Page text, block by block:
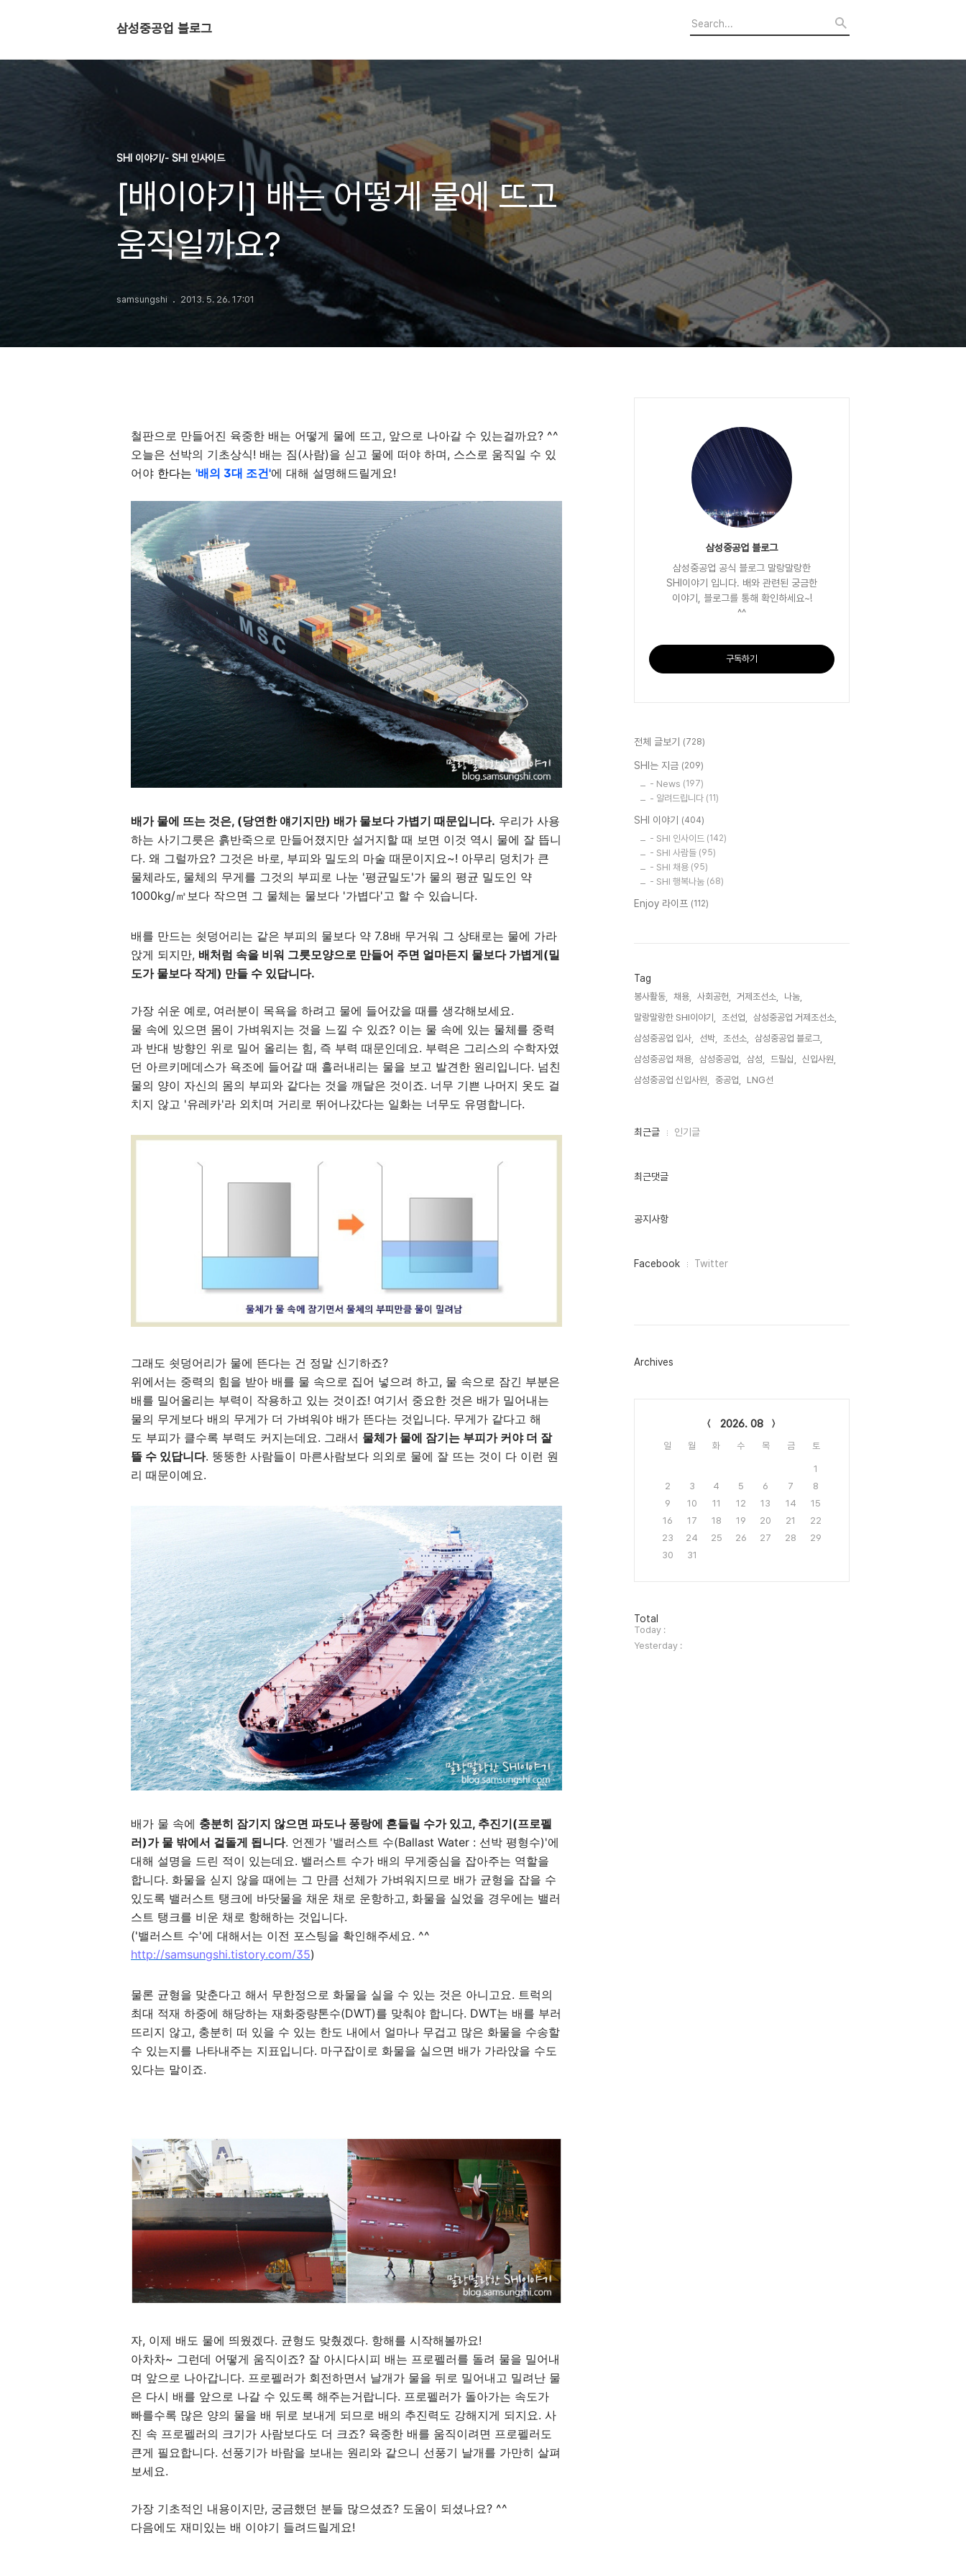
삼성중공업 블로그
SHI 이야기/- SHI 인사이드
[배이야기] 배는 어떻게 물에 뜨고
움직일까요?
samsungshi 2013. 5. 26. 17:01
철판으로 만들어진 육중한 배는 어떻게 물에 뜨고, 앞으로 나아갈 수 있는걸까요? ^^
오늘은 선박의 기초상식! 배는 짐(사람)을 싣고 물에 떠야 하며, 스스로 움직일 수 있
어야 한다는 '배의 3대 조건'에 대해 설명해드릴게요!
배가 물에 뜨는 것은, (당연한 얘기지만) 배가 물보다 가볍기 때문입니다. 우리가 사용
하는 사기그릇은 흙반죽으로 만들어졌지만 설거지할 때 보면 이것 역시 물에 잘 뜹니
다. 왜 그럴까요? 그것은 바로, 부피와 밀도의 마술 때문이지요~! 아무리 덩치가 큰
물체라도, 물체의 무게를 그것의 부피로 나눈 '평균밀도'가 물의 평균 밀도인 약
1000kg/㎥보다 작으면 그 물체는 물보다 '가볍다'고 할 수 있습니다.
배를 만드는 쇳덩어리는 같은 부피의 물보다 약 7.8배 무거워 그 상태로는 물에 가라
앉게 되지만, 배처럼 속을 비워 그릇모양으로 만들어 주면 얼마든지 물보다 가볍게(밀
도가 물보다 작게) 만들 수 있답니다.
가장 쉬운 예로, 여러분이 목욕을 하려고 물에 들어갔을 때를 생각해보세요.
물 속에 있으면 몸이 가벼워지는 것을 느낄 수 있죠? 이는 물 속에 있는 물체를 중력
과 반대 방향인 위로 밀어 올리는 힘, 즉 부력 때문인데요. 부력은 그리스의 수학자였
던 아르키메데스가 욕조에 들어갈 때 흘러내리는 물을 보고 발견한 원리입니다. 넘친
물의 양이 자신의 몸의 부피와 같다는 것을 깨달은 것이죠. 너무 기쁜 나머지 옷도 걸
치지 않고 '유레카'라 외치며 거리로 뛰어나갔다는 일화는 너무도 유명합니다.
그래도 쇳덩어리가 물에 뜬다는 건 정말 신기하죠?
위에서는 중력의 힘을 받아 배를 물 속으로 집어 넣으려 하고, 물 속으로 잠긴 부분은
배를 밀어올리는 부력이 작용하고 있는 것이죠! 여기서 중요한 것은 배가 밀어내는
물의 무게보다 배의 무게가 더 가벼워야 배가 뜬다는 것입니다. 무게가 같다고 해
도 부피가 클수록 부력도 커지는데요. 그래서 물체가 물에 잠기는 부피가 커야 더 잘
뜰 수 있답니다. 뚱뚱한 사람들이 마른사람보다 의외로 물에 잘 뜨는 것이 다 이런 원
리 때문이예요.
배가 물 속에 충분히 잠기지 않으면 파도나 풍랑에 흔들릴 수가 있고, 추진기(프로펠
러)가 물 밖에서 겉돌게 됩니다. 언젠가 '밸러스트 수(Ballast Water : 선박 평형수)'에
대해 설명을 드린 적이 있는데요. 밸러스트 수가 배의 무게중심을 잡아주는 역할을
합니다. 화물을 싣지 않을 때에는 그 만큼 선체가 가벼워지므로 배가 균형을 잡을 수
있도록 밸러스트 탱크에 바닷물을 채운 채로 운항하고, 화물을 실었을 경우에는 밸러
스트 탱크를 비운 채로 항해하는 것입니다.
('밸러스트 수'에 대해서는 이전 포스팅을 확인해주세요. ^^
http://samsungshi.tistory.com/35)
물론 균형을 맞춘다고 해서 무한정으로 화물을 실을 수 있는 것은 아니고요. 트럭의
최대 적재 하중에 해당하는 재화중량톤수(DWT)를 맞춰야 합니다. DWT는 배를 부러
뜨리지 않고, 충분히 떠 있을 수 있는 한도 내에서 얼마나 무겁고 많은 화물을 수송할
수 있는지를 나타내주는 지표입니다. 마구잡이로 화물을 실으면 배가 가라앉을 수도
있다는 말이죠.
자, 이제 배도 물에 띄웠겠다. 균형도 맞췄겠다. 항해를 시작해볼까요!
아차차~ 그런데 어떻게 움직이죠? 잘 아시다시피 배는 프로펠러를 돌려 물을 밀어내
며 앞으로 나아갑니다. 프로펠러가 회전하면서 날개가 물을 뒤로 밀어내고 밀려난 물
은 다시 배를 앞으로 나갈 수 있도록 해주는거랍니다. 프로펠러가 돌아가는 속도가
빠를수록 많은 양의 물을 배 뒤로 보내게 되므로 배의 추진력도 강해지게 되지요. 사
진 속 프로펠러의 크기가 사람보다도 더 크죠? 육중한 배를 움직이려면 프로펠러도
큰게 필요합니다. 선풍기가 바람을 보내는 원리와 같으니 선풍기 날개를 가만히 살펴
보세요.
가장 기초적인 내용이지만, 궁금했던 분들 많으셨죠? 도움이 되셨나요? ^^
다음에도 재미있는 배 이야기 들려드릴게요!
삼성중공업 블로그
삼성중공업 공식 블로그 말랑말랑한
SHI이야기 입니다. 배와 관련된 궁금한
이야기, 블로그를 통해 확인하세요~!
^^
구독하기
전체 글보기 (728)
SHI는 지금 (209)
- News (197)
- 알려드립니다 (11)
SHI 이야기 (404)
- SHI 인사이드 (142)
- SHI 사람들 (95)
- SHI 채용 (95)
- SHI 행복나눔 (68)
Enjoy 라이프 (112)
Tag
봉사활동, 채용, 사회공헌, 거제조선소,
나눔,
말랑말랑한 SHI이야기,
조선업,
삼성중공업 거제조선소,
삼성중공업 입사,
선박, 조선소,
삼성중공업 블로그,
삼성중공업 채용,
삼성중공업, 삼성, 드릴십,
신입사원,
삼성중공업 신입사원,
중공업, LNG선,
최
인
최근글 인기글
최근댓글
공지사항
페
그
Facebook Twitter
Archives
2026. 08
일 월 화 수 목 금 토
1
2
3 4 5 6 7
8
9
10 11 12 13 14
15
16
17 18 19 20 21
22
23
24 25 26 27 28
29
30
31
방
문
자
수
Total
Today :
Yesterday :